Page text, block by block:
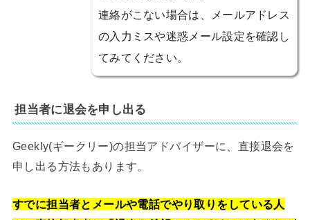
連絡がこない場合は、メールアドレス
の入力ミスや迷惑メール設定を確認し
てみてください。
担当者に退会を申し出る
Geekly(ギークリー)の担当アドバイザーに、直接退会を
申し出る方法もあります。
すでに担当者とメールや電話でやり取りをしている人